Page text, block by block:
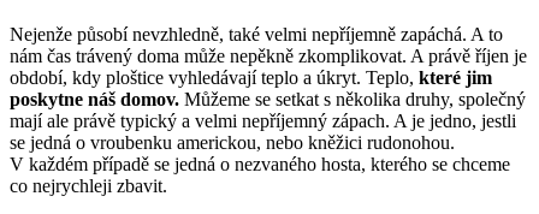
Nejenže působí nevzhledně, také velmi nepříjemně zapáchá. A to
nám čas trávený doma může nepěkně zkomplikovat. A právě říjen je
období, kdy ploštice vyhledávají teplo a úkryt. Teplo, které jim
poskytne náš domov. Můžeme se setkat s několika druhy, společný
mají ale právě typický a velmi nepříjemný zápach. A je jedno, jestli
se jedná o vroubenku americkou, nebo kněžici rudonohou.
V každém případě se jedná o nezvaného hosta, kterého se chceme
co nejrychleji zbavit.